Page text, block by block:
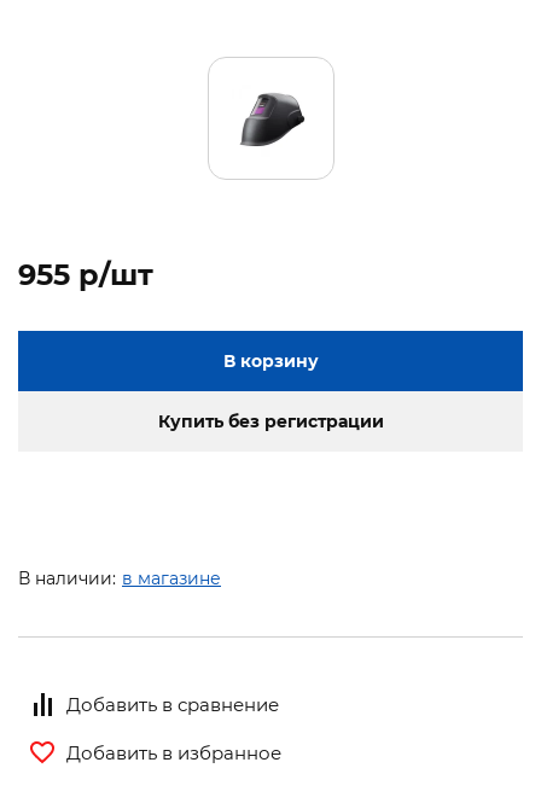
955 p/шт
В корзину
Купить без регистрации
В наличии: в магазине
Добавить в сравнение
Добавить в избранное